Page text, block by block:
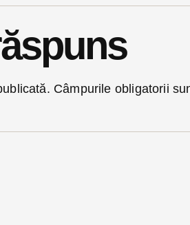
Câmpurile obligatorii